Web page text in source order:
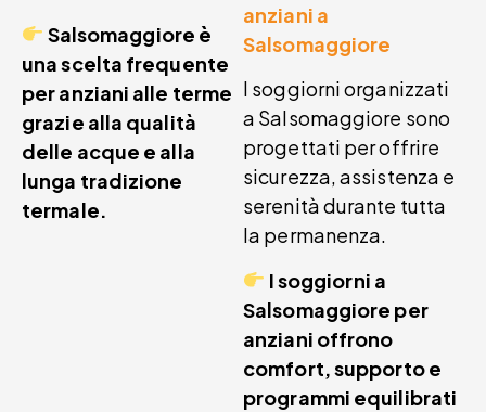
Salsomaggiore è
una scelta frequente
per anziani alle terme
grazie alla qualità
delle acque e alla
lunga tradizione
termale.
anziani a
Salsomaggiore
I soggiorni organizzati
a Salsomaggiore sono
progettati per offrire
sicurezza, assistenza e
serenità durante tutta
la permanenza.
I soggiorni a
Salsomaggiore per
anziani offrono
comfort, supporto e
programmi equilibrati